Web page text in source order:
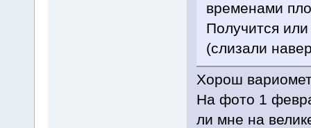
временами
Получится
(слизали
Хорош
На фото 1
ли мне на